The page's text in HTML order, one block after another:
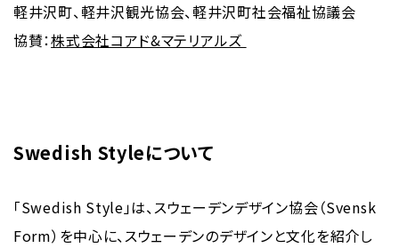
軽井沢町、軽井沢観光協会、軽井沢町社会福祉協議会
協賛：株式会社コアド&マテリアルズ
Swedish Styleについて
「Swedish Style」は、スウェーデンデザイン協会（Svensk
Form）を中心に、スウェーデンのデザインと文化を紹介し